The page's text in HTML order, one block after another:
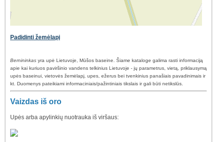
Padidinti žemėlapį
Bernininkas yra upė Lietuvoje, Mūšos baseine. Šiame kataloge galima rasti informaciją
apie kai kuriuos paviršinio vandens telkinius Lietuvoje - jų parametrus, vietą, priklausymą
upės baseinui, vietovės žemėlapį, upes, ežerus bei tvenkinius panašiais pavadinimais ir
kt. Duomenys pateikiami informaciniais/pažintiniais tikslais ir gali būti netikslūs.
Vaizdas iš oro
Upės arba apylinkių nuotrauka iš viršaus: